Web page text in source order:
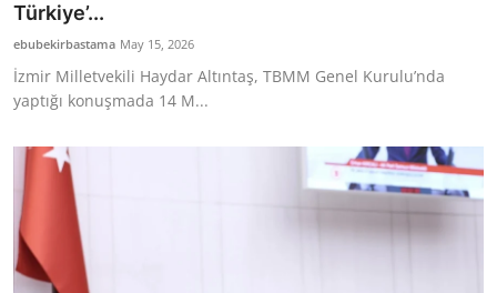
Türkiye’...
ebubekirbastama May 15, 2026
İzmir Milletvekili Haydar Altıntaş, TBMM Genel Kurulu’nda
yaptığı konuşmada 14 M...